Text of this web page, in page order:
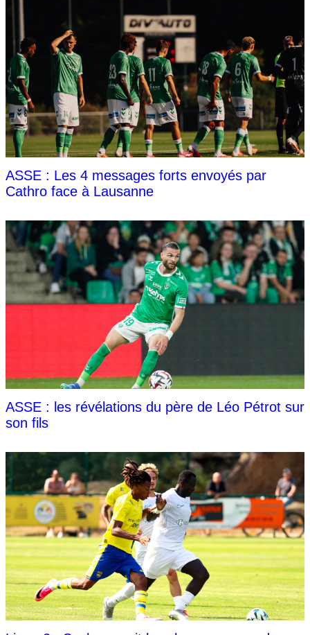
ASSE : Les 4 messages forts envoyés par
Cathro face à Lausanne
ASSE : les révélations du père de Léo Pétrot sur
son fils